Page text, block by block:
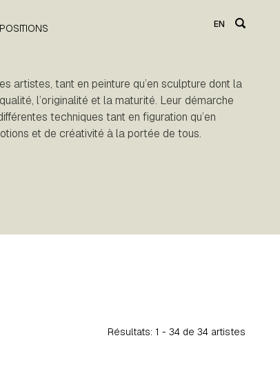
EN
artistes, tant en peinture qu’en sculpture dont la
l’originalité et la maturité. Leur démarche
techniques tant en figuration qu’en
et de créativité à la portée de tous.
Résultats: 1 - 34 de 34 artistes